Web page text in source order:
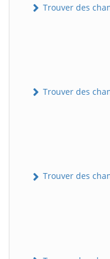
Trouver des
Trouver des
Trouver des